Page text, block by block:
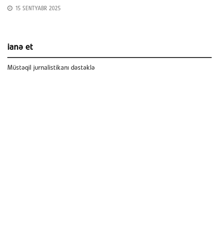
15 SENTYABR 2025
ianə et
Müstəqil jurnalistikanı dəstəklə